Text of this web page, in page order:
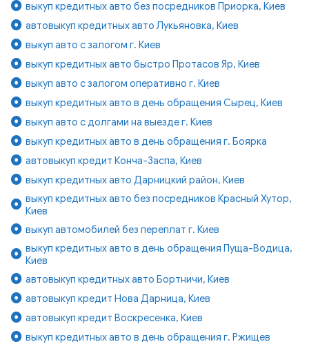
выкуп кредитных авто без посредников Приорка, Киев
автовыкуп кредитных авто Лукьяновка, Киев
выкуп авто с залогом г. Киев
выкуп кредитных авто быстро Протасов Яр, Киев
выкуп авто с залогом оперативно г. Киев
выкуп кредитных авто в день обращения Сырец, Киев
выкуп авто с долгами на выезде г. Киев
выкуп кредитных авто в день обращения г. Боярка
автовыкуп кредит Конча-Заспа, Киев
выкуп кредитных авто Дарницкий район, Киев
выкуп кредитных авто без посредников Красный Хутор,
Киев
выкуп автомобилей без переплат г. Киев
выкуп кредитных авто в день обращения Пуща-Водица,
Киев
автовыкуп кредитных авто Бортничи, Киев
автовыкуп кредит Нова Дарница, Киев
автовыкуп кредит Воскресенка, Киев
выкуп кредитных авто в день обращения г. Ржищев